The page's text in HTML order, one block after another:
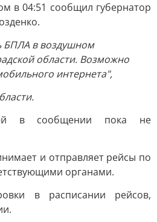
в 04:51 сообщил губернатор
БПЛА в воздушном
области. Возможно
интернета",
в сообщении пока не
и отправляет рейсы по
органами.
в расписании рейсов,